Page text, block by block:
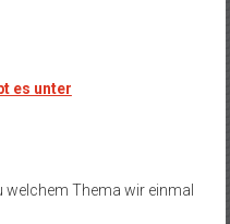
es unter
welchem Thema wir einmal